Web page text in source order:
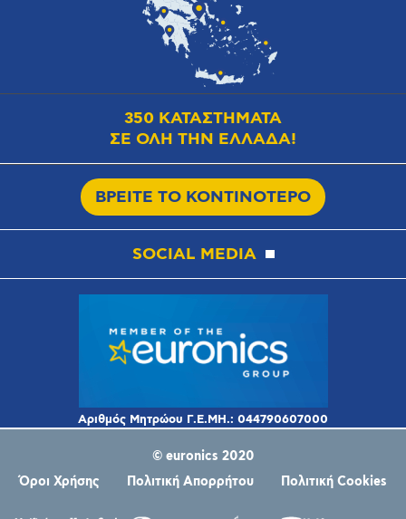
350 ΚΑΤΑΣΤΗΜΑΤΑ
ΣΕ ΟΛΗ ΤΗΝ ΕΛΛΑΔΑ!
ΒΡΕΙΤΕ ΤΟ ΚΟΝΤΙΝΟΤΕΡΟ
SOCIAL MEDIA
© euronics 2020
Όροι Χρήσης
Πολιτική Απορρήτου Πολιτική Cookies